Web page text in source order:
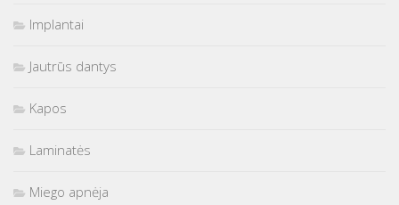
Implantai
Jautrūs dantys
Kapos
Laminatės
Miego apnėja